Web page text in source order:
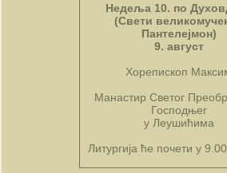
Недеља 10. по
(Свети
Пантелејмон)
9. август
Хорепископ
Манастир Светог
Господњег
у Леушићима
Литургија ће почети у